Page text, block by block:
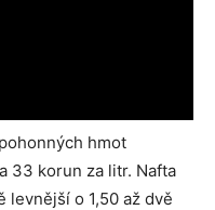
hmot
33 korun za litr. Nafta
levnější o 1,50 až dvě